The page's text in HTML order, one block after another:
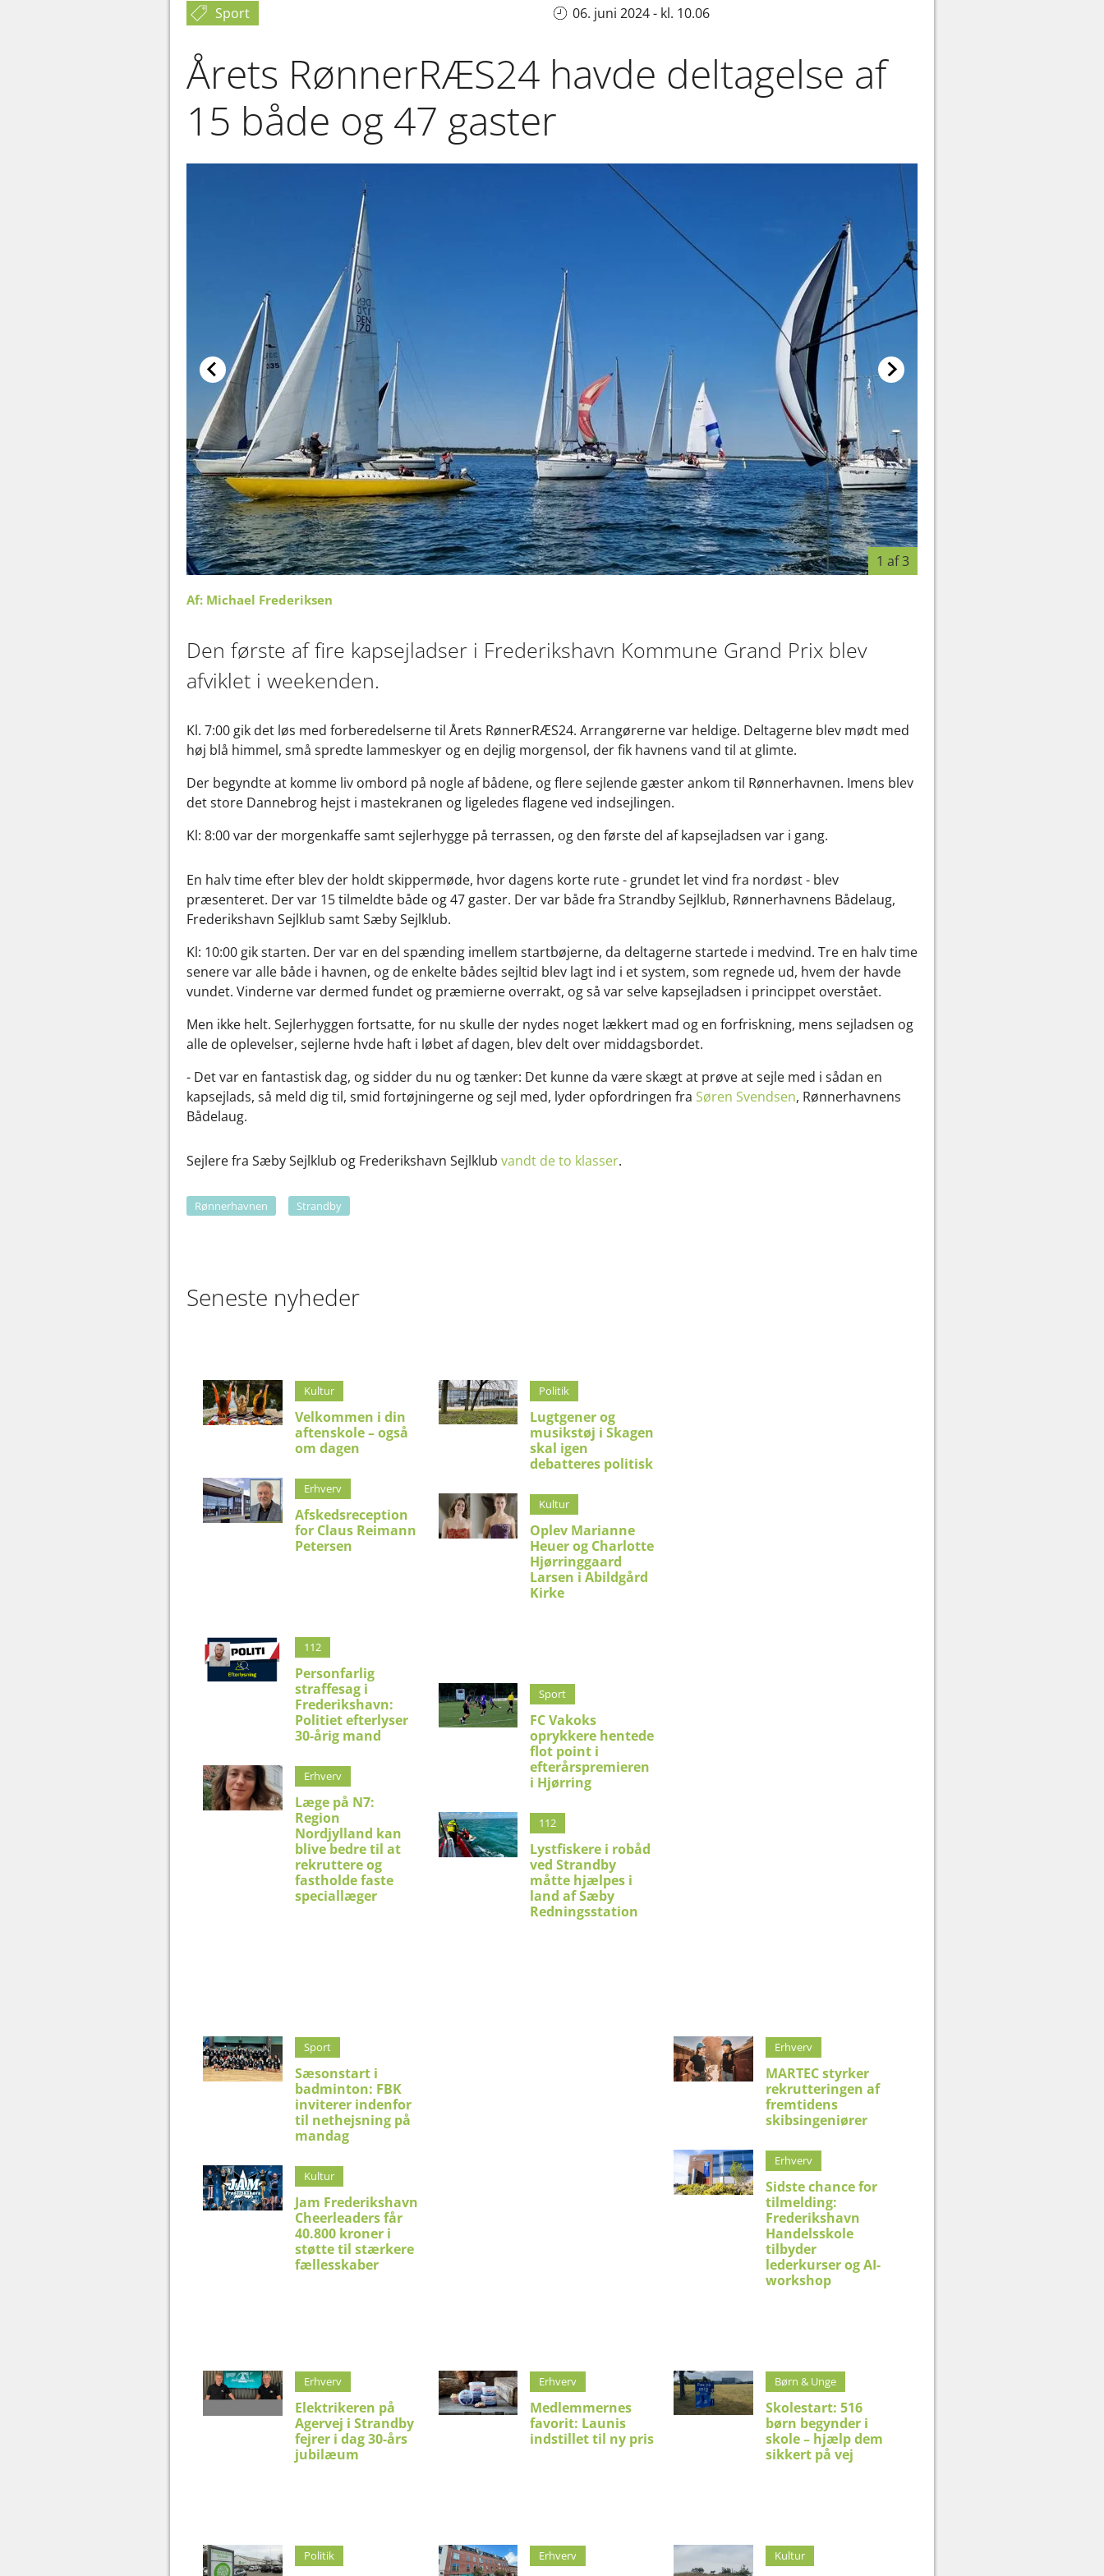
Sport 06. juni 2024 - kl. 10.06
Årets RønnerRÆS24 havde deltagelse af
15 både og 47 gaster
1 af 3
Af: Michael Frederiksen
Den første af fire kapsejladser i Frederikshavn Kommune Grand Prix blev
afviklet i weekenden.
Kl. 7:00 gik det løs med forberedelserne til Årets RønnerRÆS24. Arrangørerne var heldige. Deltagerne blev mødt med
høj blå himmel, små spredte lammeskyer og en dejlig morgensol, der fik havnens vand til at glimte.
Der begyndte at komme liv ombord på nogle af bådene, og flere sejlende gæster ankom til Rønnerhavnen. Imens blev
det store Dannebrog hejst i mastekranen og ligeledes flagene ved indsejlingen.
Kl: 8:00 var der morgenkaffe samt sejlerhygge på terrassen, og den første del af kapsejladsen var i gang.
En halv time efter blev der holdt skippermøde, hvor dagens korte rute - grundet let vind fra nordøst - blev
præsenteret. Der var 15 tilmeldte både og 47 gaster. Der var både fra Strandby Sejlklub, Rønnerhavnens Bådelaug,
Frederikshavn Sejlklub samt Sæby Sejlklub.
Kl: 10:00 gik starten. Der var en del spænding imellem startbøjerne, da deltagerne startede i medvind. Tre en halv time
senere var alle både i havnen, og de enkelte bådes sejltid blev lagt ind i et system, som regnede ud, hvem der havde
vundet. Vinderne var dermed fundet og præmierne overrakt, og så var selve kapsejladsen i princippet overstået.
Men ikke helt. Sejlerhyggen fortsatte, for nu skulle der nydes noget lækkert mad og en forfriskning, mens sejladsen og
alle de oplevelser, sejlerne hvde haft i løbet af dagen, blev delt over middagsbordet.
- Det var en fantastisk dag, og sidder du nu og tænker: Det kunne da være skægt at prøve at sejle med i sådan en
kapsejlads, så meld dig til, smid fortøjningerne og sejl med, lyder opfordringen fra Søren Svendsen, Rønnerhavnens
Bådelaug.
Sejlere fra Sæby Sejlklub og Frederikshavn Sejlklub vandt de to klasser.
Rønnerhavnen Strandby
Seneste nyheder
Kultur
Velkommen i din
aftenskole – også
om dagen
Erhverv
Afskedsreception
for Claus Reimann
Petersen
112
Personfarlig
straffesag i
Frederikshavn:
Politiet efterlyser
30-årig mand
Erhverv
Læge på N7:
Region
Nordjylland kan
blive bedre til at
rekruttere og
fastholde faste
speciallæger
Politik
Lugtgener og
musikstøj i Skagen
skal igen
debatteres politisk
Kultur
Oplev Marianne
Heuer og Charlotte
Hjørringgaard
Larsen i Abildgård
Kirke
Sport
FC Vakoks
oprykkere hentede
flot point i
efterårspremieren
i Hjørring
112
Lystfiskere i robåd
ved Strandby
måtte hjælpes i
land af Sæby
Redningsstation
Sport
Sæsonstart i
badminton: FBK
inviterer indenfor
til nethejsning på
mandag
Kultur
Jam Frederikshavn
Cheerleaders får
40.800 kroner i
støtte til stærkere
fællesskaber
Erhverv
MARTEC styrker
rekrutteringen af
fremtidens
skibsingeniører
Erhverv
Sidste chance for
tilmelding:
Frederikshavn
Handelsskole
tilbyder
lederkurser og AI-
workshop
Erhverv
Elektrikeren på
Agervej i Strandby
fejrer i dag 30-års
jubilæum
Erhverv
Medlemmernes
favorit: Launis
indstillet til ny pris
Børn & Unge
Skolestart: 516
børn begynder i
skole – hjælp dem
sikkert på vej
Politik Erhverv Kultur